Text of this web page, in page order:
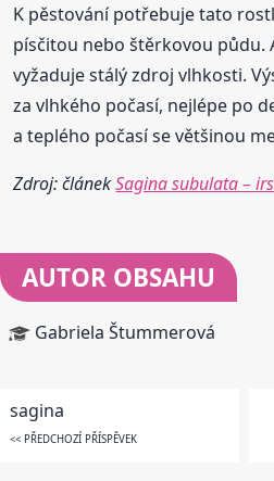
K pěstování potřebuje tato
písčitou nebo štěrkovou půdu.
vyžaduje stálý zdroj vlhkosti.
za vlhkého počasí, nejlépe po
a teplého počasí se většinou
Zdroj: článekSagina subulata –
AUTOR OBSAHU
Gabriela Štummerová
sagina
<< PŘEDCHOZÍ PŘÍSPĚVEK